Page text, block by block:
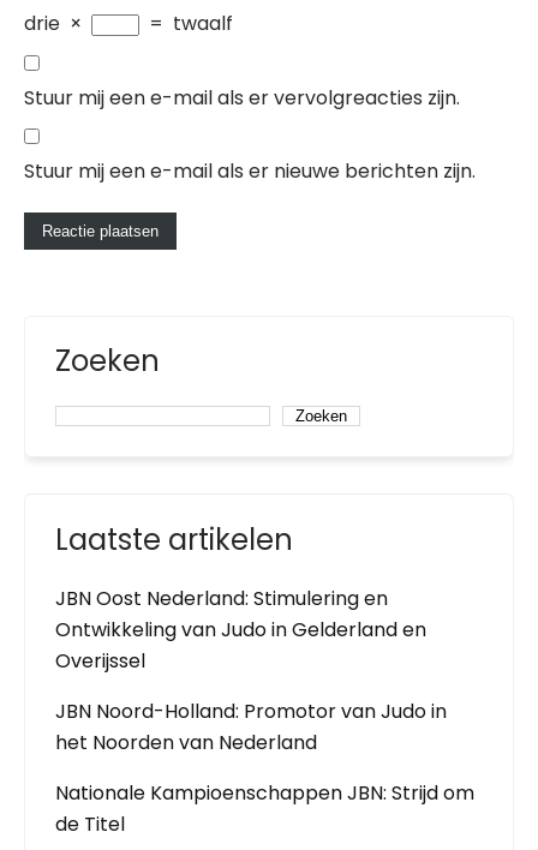
drie × = twaalf
Stuur mij een e-mail als er vervolgreacties zijn.
Stuur mij een e-mail als er nieuwe berichten zijn.
Zoeken
Zoeken
Laatste artikelen
JBN Oost Nederland: Stimulering en
Ontwikkeling van Judo in Gelderland en
Overijssel
JBN Noord-Holland: Promotor van Judo in
het Noorden van Nederland
Nationale Kampioenschappen JBN: Strijd om
de Titel